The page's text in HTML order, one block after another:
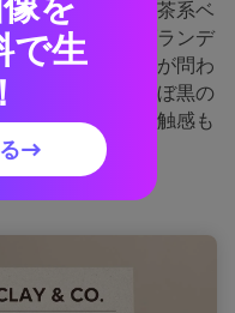
色を加えつつ、茶系ベ
。クラフト系ブランデ
ど、“本物志向”が問わ
ットな紙に、ほぼ黒の
つ合わせると、触感も
の画像例
で生
る→